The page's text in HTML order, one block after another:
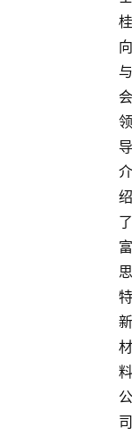
桂
向
与
会
领
导
介
绍
了
富
思
特
新
材
料
公
司